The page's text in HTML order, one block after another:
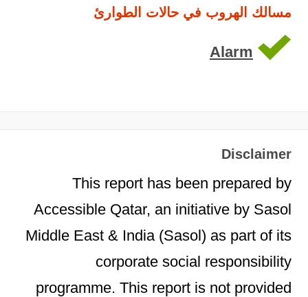
مسالك الهروب في حالات الطوارئ
Alarm
Disclaimer
This report has been prepared by
Accessible Qatar, an initiative by Sasol
Middle East & India (Sasol) as part of its
corporate social responsibility
programme. This report is not provided